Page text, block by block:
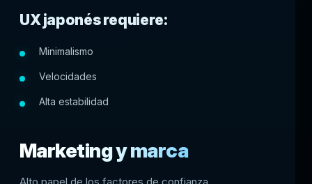
UX japonés requiere:
Minimalismo
Velocidades
Alta estabilidad
Marketing y marca